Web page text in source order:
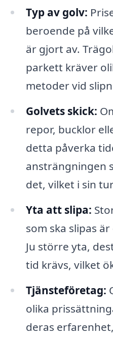
Typ av golv:
beroende på
är gjort av.
parkett kräver
metoder vid
Golvets skick:
repor, bucklor
detta påverka
ansträngningen
det, vilket i sin
Yta att slipa:
som ska slipas
Ju större yta,
tid krävs, vilket
Tjänsteföretag:
olika
deras